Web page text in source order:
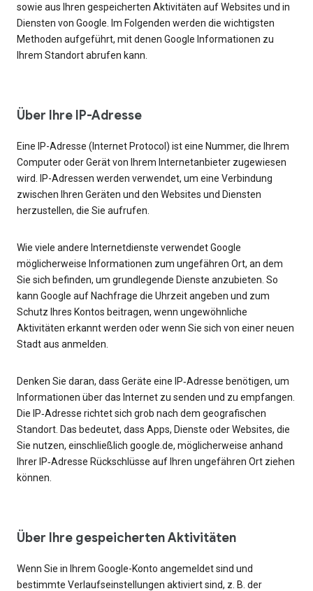
sowie aus Ihren gespeicherten Aktivitäten auf Websites und in
Diensten von Google. Im Folgenden werden die wichtigsten
Methoden aufgeführt, mit denen Google Informationen zu
Ihrem Standort abrufen kann.
Über Ihre IP-Adresse
Eine IP-Adresse (Internet Protocol) ist eine Nummer, die Ihrem
Computer oder Gerät von Ihrem Internetanbieter zugewiesen
wird. IP-Adressen werden verwendet, um eine Verbindung
zwischen Ihren Geräten und den Websites und Diensten
herzustellen, die Sie aufrufen.
Wie viele andere Internetdienste verwendet Google
möglicherweise Informationen zum ungefähren Ort, an dem
Sie sich befinden, um grundlegende Dienste anzubieten. So
kann Google auf Nachfrage die Uhrzeit angeben und zum
Schutz Ihres Kontos beitragen, wenn ungewöhnliche
Aktivitäten erkannt werden oder wenn Sie sich von einer neuen
Stadt aus anmelden.
Denken Sie daran, dass Geräte eine IP‑Adresse benötigen, um
Informationen über das Internet zu senden und zu empfangen.
Die IP‑Adresse richtet sich grob nach dem geografischen
Standort. Das bedeutet, dass Apps, Dienste oder Websites, die
Sie nutzen, einschließlich google.de, möglicherweise anhand
Ihrer IP‑Adresse Rückschlüsse auf Ihren ungefähren Ort ziehen
können.
Über Ihre gespeicherten Aktivitäten
Wenn Sie in Ihrem Google-Konto angemeldet sind und
bestimmte Verlaufseinstellungen aktiviert sind, z. B. der